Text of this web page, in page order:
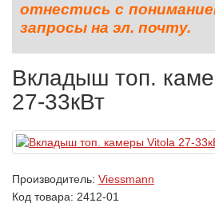
отнестись с
запросы на эл. почту.
Вкладыш топ.
27-33кВт
Производитель: Viessmann
Код товара: 2412-01